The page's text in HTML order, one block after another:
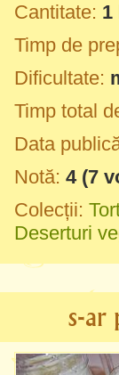
Cantitate: 1
Timp de
Dificultate:
Timp total
Data
Notă: 4(7
Colecții:
Deserturi
s-ar